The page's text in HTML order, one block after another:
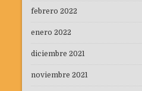
febrero 2022
enero 2022
diciembre 2021
noviembre 2021